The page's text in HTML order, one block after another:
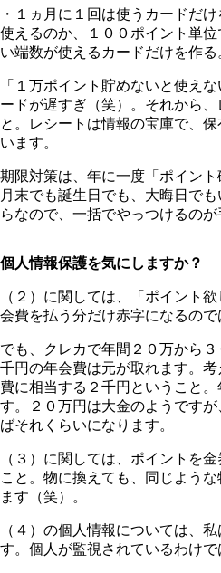
・１ヵ月に１回は使うカードだ
使えるのか、１００ポイント単
い端数が使えるカードだけを作る
「１万ポイント貯めないと使え
ードが遅すぎ（笑）。それから
と。レシートは情報の宝庫で、
います。
期限対策は、年に一度「ポイン
月末でも誕生日でも、大晦日で
らなので、一括でやっつけるのが
個人情報保護を気にしますか？
（２）に関しては、「ポイント
会費を払う分だけ赤字になるので
でも、クレカで年間２０万から
千円の年会費は元が取れます。
費に相当する２千円ということ
す。２０万円は大金のようです
ばそれくらいになります。
（３）に関しては、ポイントを
こと。物に換えても、同じよう
ます（笑）。
（４）の個人情報については、
す。個人が監視されているわけで